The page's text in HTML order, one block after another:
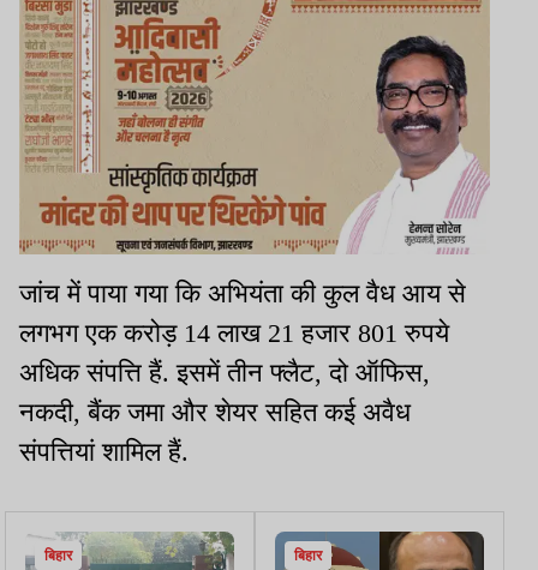
जांच में पाया गया कि अभियंता की कुल वैध आय से
लगभग एक करोड़ 14 लाख 21 हजार 801 रुपये
अधिक संपत्ति हैं. इसमें तीन फ्लैट, दो ऑफिस,
नकदी, बैंक जमा और शेयर सहित कई अवैध
संपत्तियां शामिल हैं.
बिहार बिहार